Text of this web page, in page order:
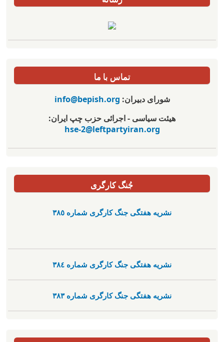
تماس با ما
شورای دبیران:info@bepish.org
هیئت سیاسی - اجرائی حزب چپ ایران:
hse-2@leftpartyiran.org
جُنگ کارگری
نشریە هفتگی جنگ کارگری شمارە ٣٨٥
نشریە هفتگی جنگ کارگری شمارە ٣٨٤
نشریە هفتگی جنگ کارگری شمارە ٣٨٣